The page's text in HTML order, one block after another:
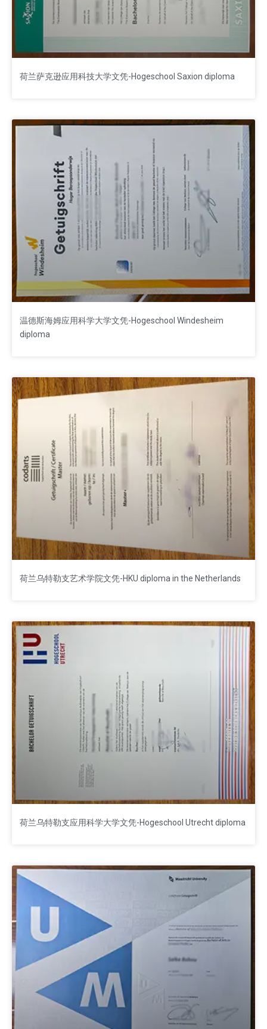
荷兰萨克逊应用科技大学文凭-Hogeschool Saxion diploma
温德斯海姆应用科学大学文凭-Hogeschool Windesheim
diploma
荷兰乌特勒支艺术学院文凭-HKU diploma in the Netherlands
荷兰乌特勒支应用科学大学文凭-Hogeschool Utrecht diploma